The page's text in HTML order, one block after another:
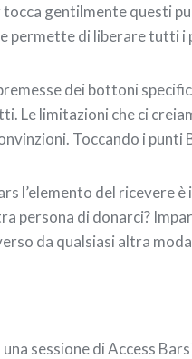
gentilmente questi
permette di liberare tutti i
dei bottoni
Le limitazioni che ci
Toccando i
l’elemento del ricevere
persona di donarci?
da qualsiasi altra
sessione di Access